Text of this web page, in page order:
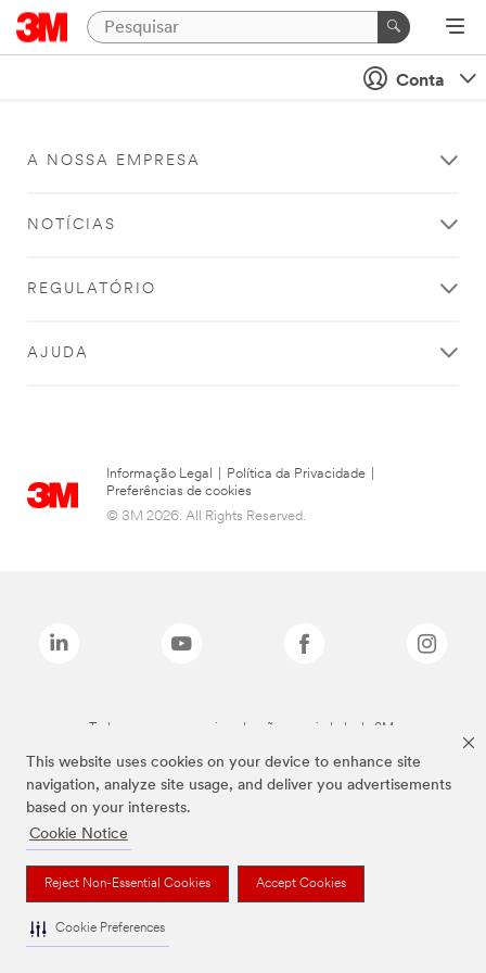
This website uses cookies on your device to enhance site
navigation, analyze site usage, and deliver you advertisements
based on your interests.
Cookie Notice
Reject Non-Essential Cookies Accept Cookies
Cookie Preferences
Conta
A NOSSA EMPRESA
NOTÍCIAS
REGULATÓRIO
AJUDA
Informação Legal Política da Privacidade
Preferências de cookies
© 3M 2026. All Rights Reserved.
Todas as marcas mencionadas são propriedade da 3M.